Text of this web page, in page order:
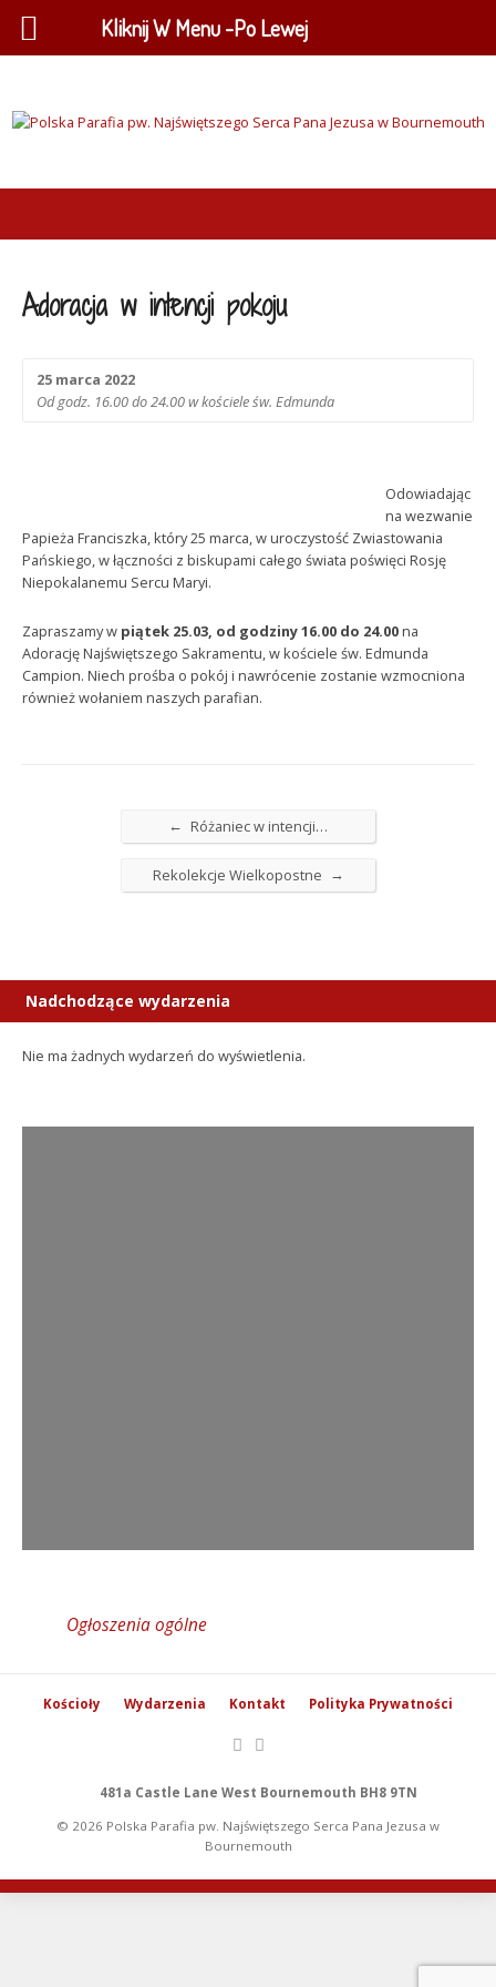
Adoracja w intencji pokoju
25 marca 2022
Od godz. 16.00 do 24.00 w kościele św. Edmunda
Odowiadając
na wezwanie
Papieża Franciszka, który 25 marca, w uroczystość Zwiastowania
Pańskiego, w łączności z biskupami całego świata poświęci Rosję
Niepokalanemu Sercu Maryi.
Zapraszamy w piątek 25.03, od godziny 16.00 do 24.00na
Adorację Najświętszego Sakramentu, w kościele św. Edmunda
Campion. Niech prośba o pokój i nawrócenie zostanie wzmocniona
również wołaniem naszych parafian.
← Różaniec w intencji…
Rekolekcje Wielkopostne →
Nadchodzące wydarzenia
Nie ma żadnych wydarzeń do wyświetlenia.
Ogłoszenia ogólne
Kościoły Wydarzenia Kontakt Polityka Prywatności
481a Castle Lane West Bournemouth BH8 9TN
© 2026 Polska Parafia pw. Najświętszego Serca Pana Jezusa w
Bournemouth
Kliknij W Menu -Po Lewej